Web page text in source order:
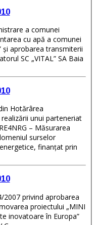
a comunei
şi aprobarea transmiterii
SC „VITAL” SA Baia
Hotărârea
– Măsurarea
finanţat prin
privind aprobarea
proiectului „MINI
inovatoare în Europa”